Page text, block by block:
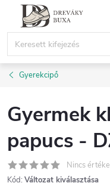
Ugrás
Gyerekcipő
Gyermek
papucs -
Nincs
Kód: Változat kiválasztása